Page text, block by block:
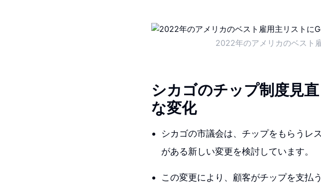
2022年のアメリカのベスト
シカゴのチップ制度見
な変化
シカゴの市議会は、チップをもらうレ
がある新しい変更を検討しています。
この変更により、顧客がチップを支払